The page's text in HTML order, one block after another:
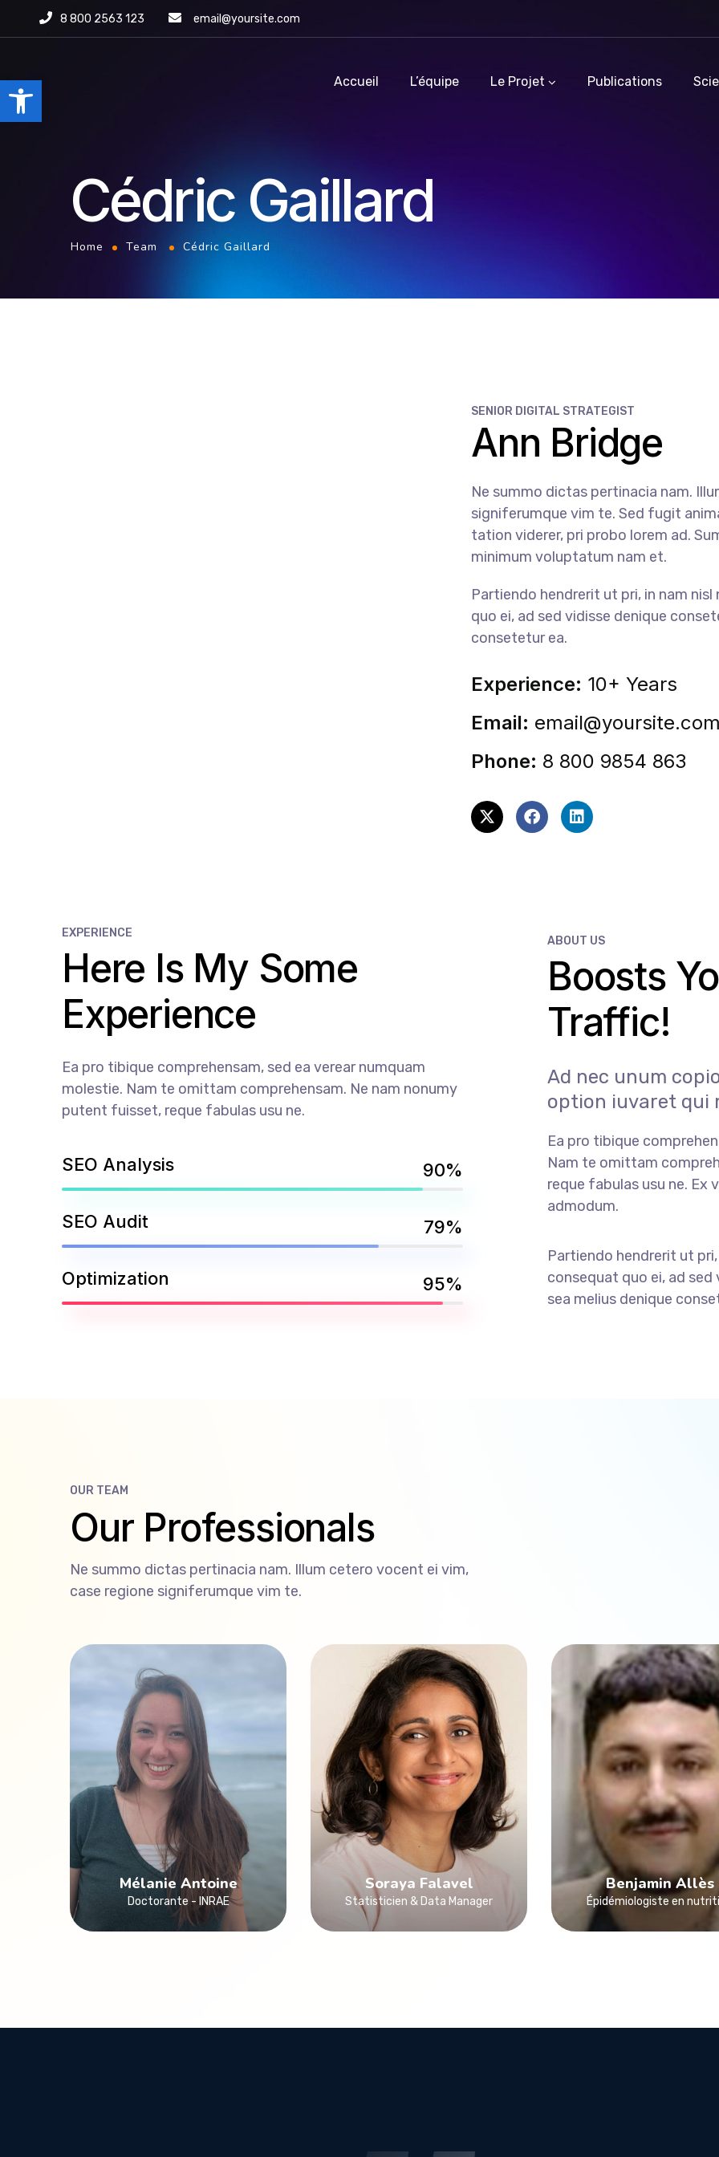
Ouvrir la barre d’outils
8 800 2563 123 email@yoursite.com
Accueil L’équipe Le Projet Publications
Cédric Gaillard
Home Team Cédric Gaillard
SENIOR DIGITAL STRATEGIST
Ann Bridge
Ne summo dictas pertinacia nam.
signiferumque vim te. Sed fugit
tation viderer, pri probo lorem ad.
minimum voluptatum nam et.
Partiendo hendrerit ut pri, in nam
quo ei, ad sed vidisse denique
consetetur ea.
Experience: 10+ Years
Email:
Phone: 8 800 9854 863
EXPERIENCE
Here Is My Some
Experience
Ea pro tibique comprehensam, sed ea verear numquam
molestie. Nam te omittam comprehensam. Ne nam nonumy
putent fuisset, reque fabulas usu ne.
SEO Analysis 90%
SEO Audit 79%
Optimization 95%
ABOUT US
Boosts
Traffic!
Ad nec unum
option iuvaret qui
Ea pro tibique
Nam te omittam
reque fabulas usu ne. Ex
admodum.
Partiendo hendrerit ut
consequat quo ei, ad
sea melius denique
OUR TEAM
Our Professionals
Ne summo dictas pertinacia nam. Illum cetero vocent ei vim,
case regione signiferumque vim te.
Mélanie Antoine
Doctorante - INRAE
Soraya Falavel
Statisticien & Data Manager
Benjamin Allès
Épidémiologiste en